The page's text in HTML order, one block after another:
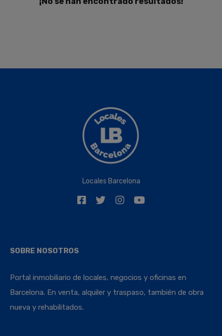
Locales Barcelona
SOBRE NOSOTROS
Portal inmobiliario de locales, negocios y oficinas en
Barcelona. En venta, alquiler y traspaso, también de obra
nueva y rehabilitados.